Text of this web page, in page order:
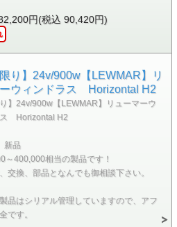
円(税込 90,420円)
限り】24v/900w【LEWMAR】リ
ーウィンドラス Horizontal H2
り】24v/900w【LEWMAR】リューマーウ
ス Horizontal H2
新品
～400,000相当の製品です！
交換、部品となんでも御相談下さい。
品はシリアル管理していますので、アフ
です。